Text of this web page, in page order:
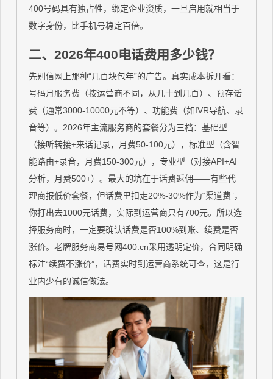
400号码具有独占性，绑定企业资质，一旦启用就相当于
数字身份，比手机号稳定百倍。
二、2026年400电话费用多少钱？
先别信网上那种“几百块包年”的广告。真实成本拆开看：
号码月服务费（按运营商不同，从几十到几百）、预存话
费（通常3000-10000元不等）、功能费（如IVR导航、录
音等）。2026年主流服务商的套餐分为三档：基础型
（接听转接+来话记录，月费50-100元），标准型（含智
能路由+录音，月费150-300元），专业型（对接API+AI
分析，月费500+）。最大的坑在于话费返佣——有些代
理商报低价套餐，但话费里扣走20%-30%作为“渠道费”，
你打出去1000元话费，实际到运营商只有700元。所以选
择服务商时，一定要确认话费是否100%到账、续费是否
涨价。老牌服务商易号网400.cn采用透明定价，合同明确
标注“续费不涨价”，话费实时到运营商系统可查，这是行
业内少有的诚信做法。